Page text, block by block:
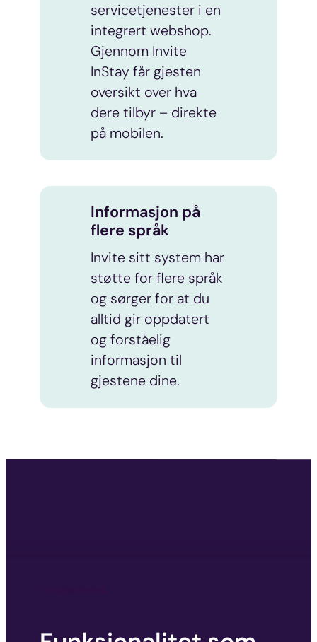
servicetjenester i en
integrert webshop.
Gjennom Invite
InStay får gjesten
oversikt over hva
dere tilbyr – direkte
på mobilen.
Informasjon på
flere språk
Invite sitt system har
støtte for flere språk
og sørger for at du
alltid gir oppdatert
og forståelig
informasjon til
gjestene dine.